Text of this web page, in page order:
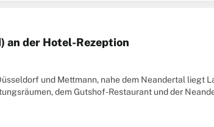
an der Hotel-Rezeption
und Mettmann, nahe dem Neandertal liegt
dem Gutshof-Restaurant und der